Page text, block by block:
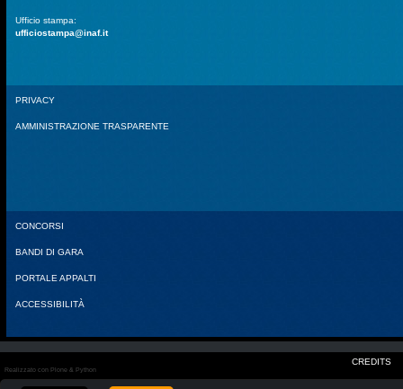
Ufficio stampa:
ufficiostampa@inaf.it
PRIVACY
AMMINISTRAZIONE TRASPARENTE
CONCORSI
BANDI DI GARA
PORTALE APPALTI
ACCESSIBILITÀ
CREDITS
Realizzato con Plone & Python